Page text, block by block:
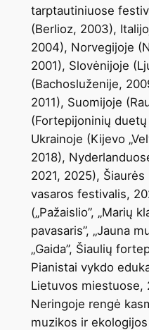
tarptautiniuose
(Berlioz, 2003),
2004), Norvegijoje
2001), Slovėnijoje
(Bachosluženije,
2011), Suomijoje
(Fortepijoninių
Ukrainoje (Kijevo
2018),
2021, 2025),
vasaros festivalis,
(„Pažaislio”, „Marių
pavasaris”, „Jauna
„Gaida”, Šiaulių
Pianistai vykdo
Lietuvos miestuose,
Neringoje rengė
muzikos ir